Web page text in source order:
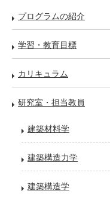
プログラムの紹介
学習・教育目標
カリキュラム
研究室・担当教員
建築材料学
建築構造力学
建築構造学